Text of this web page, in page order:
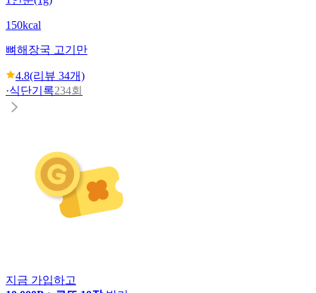
150kcal
뼈해장국 고기만
4.8(리뷰 34개)
·식단기록234회
지금 가입하고